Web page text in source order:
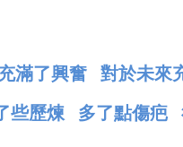
滿了興奮 對於未來
歷煉 多了點傷疤